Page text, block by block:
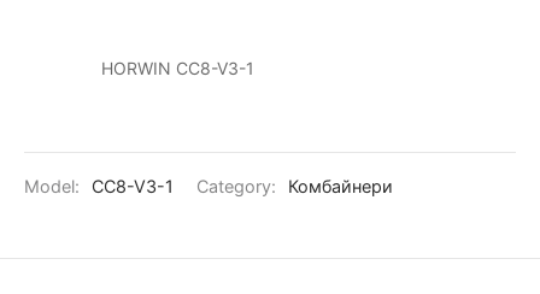
HORWIN CC8-V3-1
Model: CC8-V3-1 Category: Комбайнери